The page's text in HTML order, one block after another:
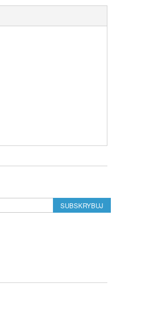
SUBSKRYBUJ